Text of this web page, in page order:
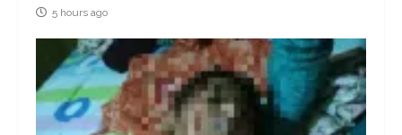
5 hours ago